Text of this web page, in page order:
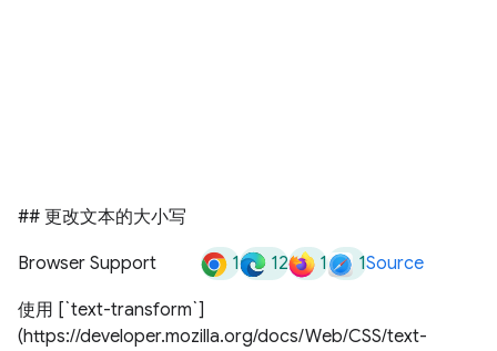
## 更改文本的大小写
Browser Support 1 12 1 1Source
使用 [`text-transform`]
(https://developer.mozilla.org/docs/Web/CSS/text-